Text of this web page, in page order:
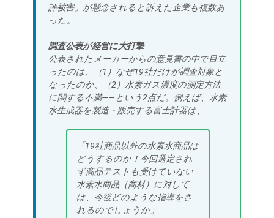
評被害」が懸念されると訴えた企業も複数あ
った。
調査公表が経営に大打撃
公表されたメーカーからの意見書の中で目立
ったのは、（1）なぜ19社だけが調査対象と
なったのか、（2）水素ガス濃度の測定方法
に関する不満――という2点だ。例えば、水素
水生成器を製造・販売する富士計器は、
「19社商品以外の水素水商品は
どうするのか！今回選定され
ず商品テストも受けていない
水素水商品（商材）に対して
は、今後どのような指導をさ
れるのでしょうか」